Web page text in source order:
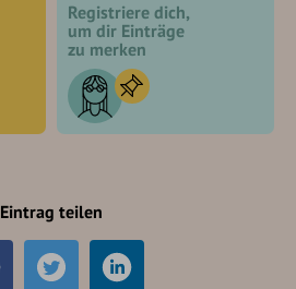
Registriere dich,
um dir Einträge
zu merken
Eintrag teilen